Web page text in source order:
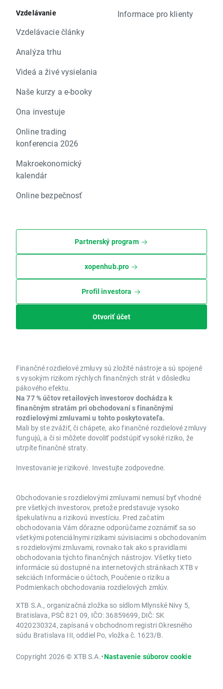
Vzdelávanie
Vzdelávacie články
Analýza trhu
Videá a živé vysielania
Naše kurzy a e-booky
Ona investuje
Online trading
konferencia 2026
Makroekonomický
kalendár
Online bezpečnosť
Informace pro klienty
Partnerský program
xopenhub.pro
Profil investora
Otvoriť účet
Finančné rozdielové zmluvy sú zložité nástroje a sú spojené
s vysokým rizikom rýchlych finančných strát v dôsledku
pákového efektu.
Na 77 % účtov retailových investorov dochádza k
finančným stratám pri obchodovaní s finančnými
rozdielovými zmluvami u tohto poskytovateľa.
Mali by ste zvážiť, či chápete, ako finančné rozdielové zmluvy
fungujú, a či si môžete dovoliť podstúpiť vysoké riziko, že
utrpíte finančné straty.
Investovanie je rizikové. Investujte zodpovedne.
Obchodovanie s rozdielovými zmluvami nemusí byť vhodné
pre všetkých investorov, pretože predstavuje vysoko
špekulatívnu a rizikovú investíciu. Pred začatím
obchodovania Vám dôrazne odporúčame zoznámiť sa so
všetkými potenciálnymi rizikami súvisiacimi s obchodovaním
s rozdielovými zmluvami, rovnako tak ako s pravidlami
obchodovania týchto finančných nástrojov. Všetky tieto
informácie sú dostupné na internetových stránkach XTB v
sekciách Informácie o účtoch, Poučenie o riziku a
Podmienkach obchodovania rozdielových zmlúv.
XTB S.A., organizačná zložka so sídlom Mlynské Nivy 5,
Bratislava, PSČ 821 09, IČO: 36859699, DIČ: SK
4020230324, zapísaná v obchodnom registri Okresného
súdu Bratislava III, oddiel Po, vložka č. 1623/B.
Copyright 2026 © XTB S.A.•Nastavenie súborov cookie